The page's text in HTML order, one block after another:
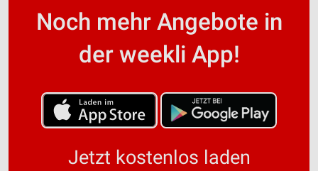
Noch mehr Angebote in
der weekli App!
Jetzt kostenlos laden